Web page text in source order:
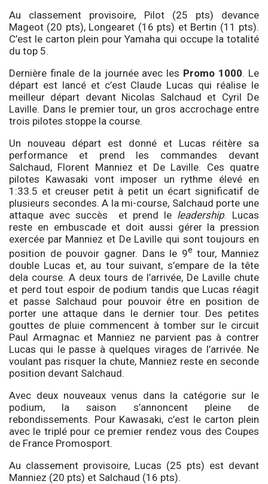
Au classement provisoire, Pilot (25 pts) devance
Mageot (20 pts), Longearet (16 pts) et Bertin (11 pts).
C’est le carton plein pour Yamaha qui occupe la totalité
du top 5.
Dernière finale de la journée avec les Promo 1000. Le
départ est lancé et c’est Claude Lucas qui réalise le
meilleur départ devant Nicolas Salchaud et Cyril De
Laville. Dans le premier tour, un gros accrochage entre
trois pilotes stoppe la course.
Un nouveau départ est donné et Lucas réitère sa
performance et prend les commandes devant
Salchaud, Florent Manniez et De Laville. Ces quatre
pilotes Kawasaki vont imposer un rythme élevé en
1:33.5 et creuser petit à petit un écart significatif de
plusieurs secondes. A la mi-course, Salchaud porte une
attaque avec succès et prend le leadership. Lucas
reste en embuscade et doit aussi gérer la pression
exercée par Manniez et De Laville qui sont toujours en
position de pouvoir gagner. Dans le 9e tour, Manniez
double Lucas et, au tour suivant, s’empare de la tête
dela course. A deux tours de l’arrivée, De Laville chute
et perd tout espoir de podium tandis que Lucas réagit
et passe Salchaud pour pouvoir être en position de
porter une attaque dans le dernier tour. Des petites
gouttes de pluie commencent à tomber sur le circuit
Paul Armagnac et Manniez ne parvient pas à contrer
Lucas qui le passe à quelques virages de l’arrivée. Ne
voulant pas risquer la chute, Manniez reste en seconde
position devant Salchaud.
Avec deux nouveaux venus dans la catégorie sur le
podium, la saison s’annoncent pleine de
rebondissements. Pour Kawasaki, c’est le carton plein
avec le triplé pour ce premier rendez vous des Coupes
de France Promosport.
Au classement provisoire, Lucas (25 pts) est devant
Manniez (20 pts) et Salchaud (16 pts).